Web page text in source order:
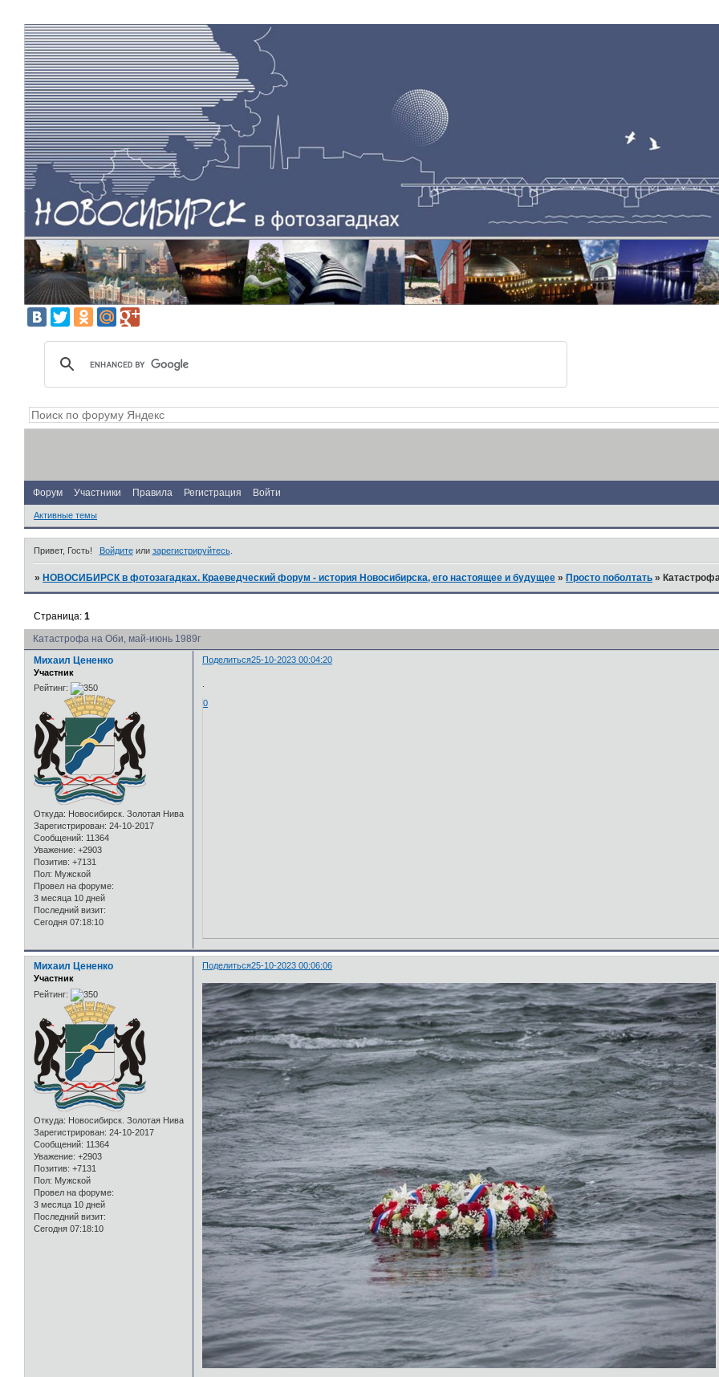
Форум Участники Правила Регистрация Войти
Активные темы
Привет, Гость! Войдитеили зарегистрируйтесь.
»НОВОСИБИРСК в фотозагадках. Краеведческий форум - история Новосибирска, его настоящее и будущее »Просто поболтать »
Катастрофа на Оби, май-июнь 1989г
Страница:1
Поделиться25-10-2023 00:04:20
Михаил Цененко
Участник
Рейтинг:
Откуда: Новосибирск. Золотая Нива
Зарегистрирован: 24-10-2017
Сообщений: 11364
Уважение: +2903
Позитив: +7131
Пол: Мужской
Провел на форуме:
3 месяца 10 дней
Последний визит:
Сегодня 07:18:10
0
Поделиться25-10-2023 00:06:06
Михаил Цененко
Участник
Рейтинг:
Откуда: Новосибирск. Золотая Нива
Зарегистрирован: 24-10-2017
Сообщений: 11364
Уважение: +2903
Позитив: +7131
Пол: Мужской
Провел на форуме:
3 месяца 10 дней
Последний визит:
Сегодня 07:18:10